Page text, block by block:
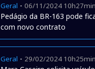
Geral -06/11/2024 10h27min
Pedágio da BR-163 pode
com novo contrato
Geral - 29/02/2024 10h25min